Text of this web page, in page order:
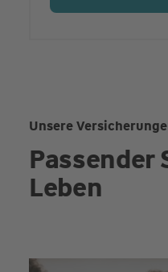
Unsere
Passender
Leben